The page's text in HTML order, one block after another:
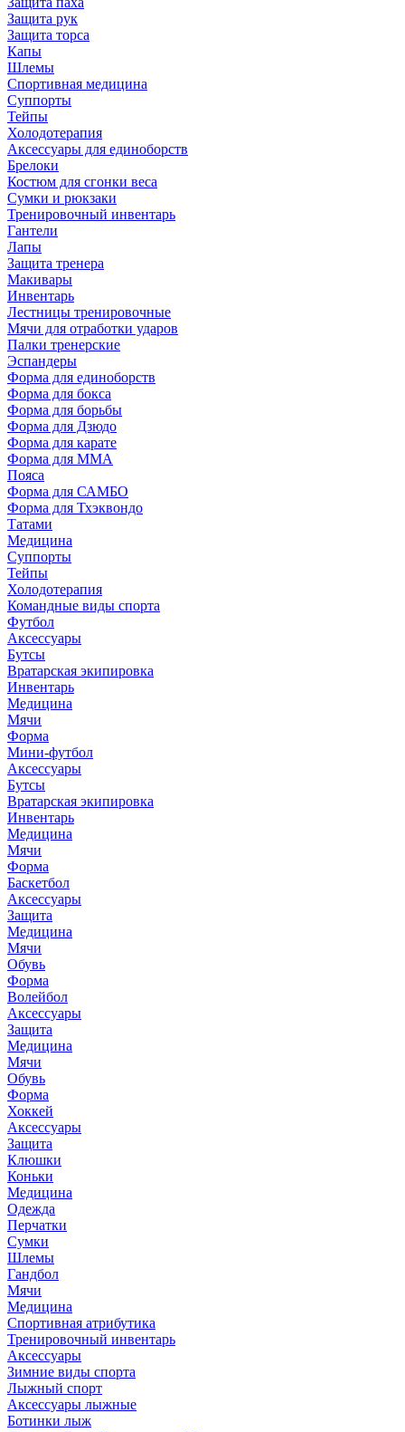
Защита рук
Защита торса
Капы
Шлемы
Спортивная медицина
Суппорты
Тейпы
Холодотерапия
Аксессуары для единоборств
Брелоки
Костюм для сгонки веса
Сумки и рюкзаки
Тренировочный инвентарь
Гантели
Лапы
Защита тренера
Макивары
Инвентарь
Лестницы тренировочные
Мячи для отработки ударов
Палки тренерские
Эспандеры
Форма для единоборств
Форма для бокса
Форма для борьбы
Форма для Дзюдо
Форма для карате
Форма для MMA
Пояса
Форма для САМБО
Форма для Тхэквондо
Татами
Медицина
Суппорты
Тейпы
Холодотерапия
Командные виды спорта
Футбол
Аксессуары
Бутсы
Вратарская экипировка
Инвентарь
Медицина
Мячи
Форма
Мини-футбол
Аксессуары
Бутсы
Вратарская экипировка
Инвентарь
Медицина
Мячи
Форма
Баскетбол
Аксессуары
Защита
Медицина
Мячи
Обувь
Форма
Волейбол
Аксессуары
Защита
Медицина
Мячи
Обувь
Форма
Хоккей
Аксессуары
Защита
Клюшки
Коньки
Медицина
Одежда
Перчатки
Сумки
Шлемы
Гандбол
Мячи
Медицина
Спортивная атрибутика
Тренировочный инвентарь
Аксессуары
Зимние виды спорта
Лыжный спорт
Аксессуары лыжные
Ботинки лыж